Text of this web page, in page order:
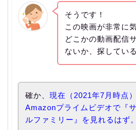
そうです！
この映画が非常に
どこかの動画配信
ないか、探してい
確か、 現在（2021年7月時点）
Amazonプライムビデオで『
ルファミリー』を見れるはず。